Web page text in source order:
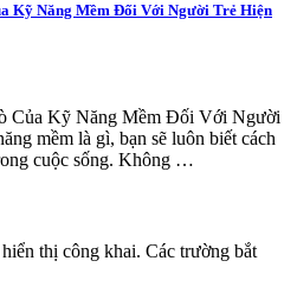
Kỹ Năng Mềm Đối Với Người Trẻ Hiện
Của Kỹ Năng Mềm Đối Với Người
mềm là gì, bạn sẽ luôn biết cách
cuộc sống. Không …
thị công khai. Các trường bắt